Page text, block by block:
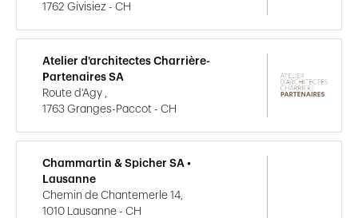
1762 Givisiez - CH
Atelier d'architectes Charrière-
Partenaires SA
Route d'Agy ,
1763 Granges-Paccot - CH
Chammartin & Spicher SA •
Lausanne
Chemin de Chantemerle 14,
1010 Lausanne - CH